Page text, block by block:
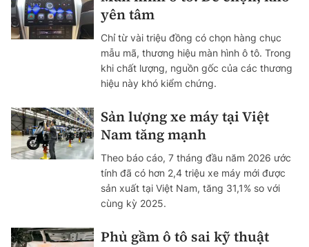
yên tâm
Chỉ từ vài triệu đồng có chọn hàng chục
mẫu mã, thương hiệu màn hình ô tô. Trong
khi chất lượng, nguồn gốc của các thương
hiệu này khó kiểm chứng.
Sản lượng xe máy tại Việt
Nam tăng mạnh
Theo báo cáo, 7 tháng đầu năm 2026 ước
tính đã có hơn 2,4 triệu xe máy mới được
sản xuất tại Việt Nam, tăng 31,1% so với
cùng kỳ 2025.
Phủ gầm ô tô sai kỹ thuật